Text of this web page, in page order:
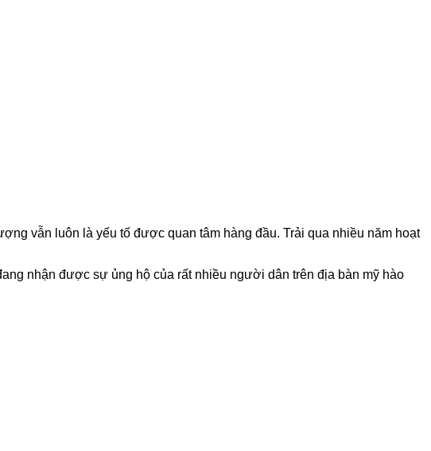
vẫn luôn là yếu tố được quan tâm hàng đầu. Trải qua nhiều năm hoạt
nhận được sự ủng hộ của rất nhiều người dân trên địa bàn mỹ hào